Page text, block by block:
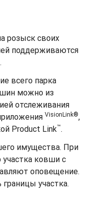
розыск своих
поддерживаются
всего парка
можно из
отслеживания
VisionLink®,
Product Link™.
имущества. При
ковши с
оповещение.
участка.